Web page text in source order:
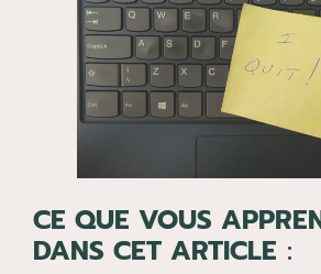
CE QUE VOUS
DANS CET ARTICLE :